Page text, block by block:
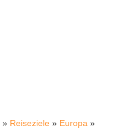
» Reiseziele» Europa »